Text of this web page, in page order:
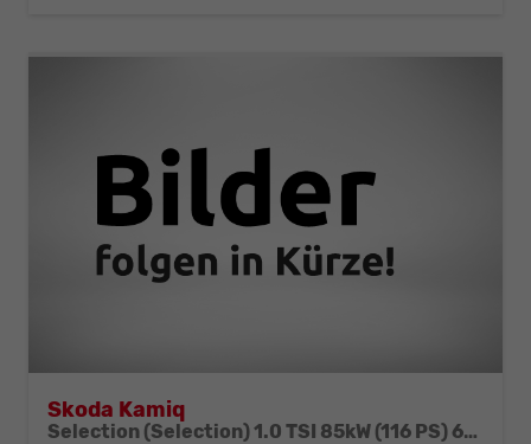
Skoda Kamiq
Selection (Selection) 1.0 TSI 85kW (116 PS) 6-Gang Schaltgetriebe